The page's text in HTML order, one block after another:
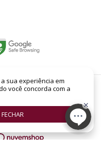
sua experiência em
você concorda com a
- Lord Perfumaria
0001-88 | SHC Sul Quadra 305 -
CEP: 70.352-520. Todos os direitos